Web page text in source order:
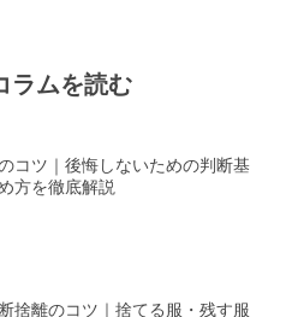
ラムを読む
コツ｜後悔しないための判断基
方を徹底解説
捨離のコツ｜捨てる服・残す服